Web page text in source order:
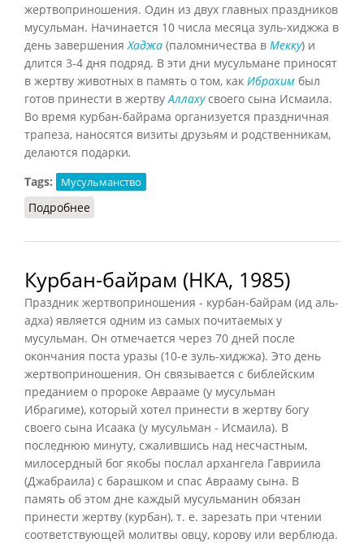
жертвоприношения. Один из двух главных праздников
мусульман. Начинается 10 числа месяца зуль-хиджжа в
день завершения Хаджа (паломничества в Мекку) и
длится 3-4 дня подряд. В эти дни мусульмане приносят
в жертву животных в память о том, как Ибрахим был
готов принести в жертву Аллахусвоего сына Исмаила.
Во время курбан-байрама организуется праздничная
трапеза, наносятся визиты друзьям и родственникам,
делаются подарки.
Tags:
Мусульманство
Подробнее
Курбан-байрам (НКА, 1985)
Праздник жертвоприношения - курбан-байрам (ид аль-
адха) является одним из самых почитаемых у
мусульман. Он отмечается через 70 дней после
окончания поста уразы (10-е зуль-хиджжа). Это день
жертвоприношения. Он связывается с библейским
преданием о пророке Аврааме (у мусульман
Ибрагиме), который хотел принести в жертву богу
своего сына Исаака (у мусульман - Исмаила). В
последнюю минуту, сжалившись над несчастным,
милосердный бог якобы послал архангела Гавриила
(Джабраила) с барашком и спас Аврааму сына. В
память об этом дне каждый мусульманин обязан
принести жертву (курбан), т. е. зарезать при чтении
соответствующей молитвы овцу, корову или верблюда.